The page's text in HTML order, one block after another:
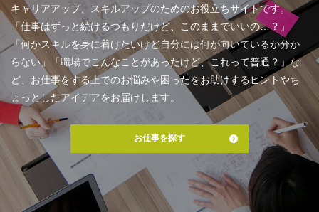
キャリアアップ、スキルアップのためのお役立ちサイトです。
「仕事はずっと続けるつもりだけど、このままでいいの…？」
「何かスキルを身に着けたいけど自分には何が向いているか分か
らない」「職場でこんなことがあったけど、これって普通？」な
ど、お仕事をする上でのお悩みや困ったをお助けするヒントやち
ょっとしたアイデアをお届けします。
お仕事を探す